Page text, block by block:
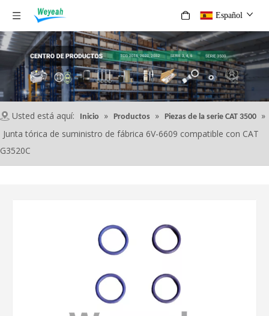
Español
Usted está aquí: Inicio » Productos » Piezas de la serie CAT 3500 »
Junta tórica de suministro de fábrica 6V-6609 compatible con CAT
G3520C